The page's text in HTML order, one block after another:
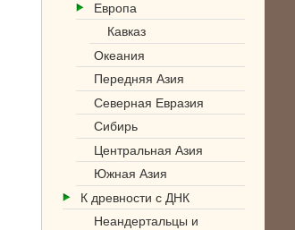
Европа
Кавказ
Океания
Передняя Азия
Северная Евразия
Сибирь
Центральная Азия
Южная Азия
К древности с ДНК
Неандертальцы и